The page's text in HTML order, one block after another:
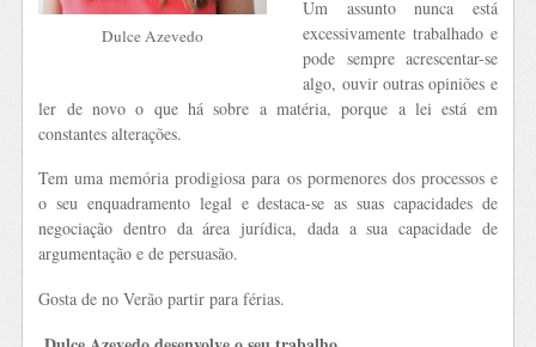
Dulce Azevedo
Um assunto nunca está
excessivamente trabalhado e
pode sempre acrescentar-se
algo, ouvir outras opiniões e
ler de novo o que há sobre a matéria, porque a lei está em
constantes alterações.
Tem uma memória prodigiosa para os pormenores dos processos e
o seu enquadramento legal e destaca-se as suas capacidades de
negociação dentro da área jurídica, dada a sua capacidade de
argumentação e de persuasão.
Gosta de no Verão partir para férias.